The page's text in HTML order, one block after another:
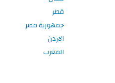
قطر
جمهورية مصر
الاردن
المغرب